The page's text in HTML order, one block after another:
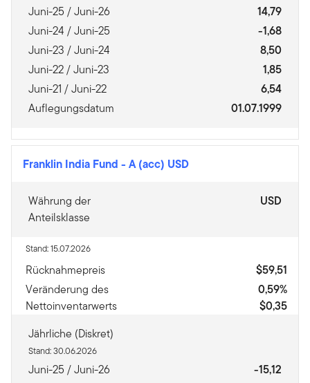
Juni-25 / Juni-26
14,79
Juni-24 / Juni-25
-1,68
Juni-23 / Juni-24
8,50
Juni-22 / Juni-23
1,85
Juni-21 / Juni-22
6,54
Auflegungsdatum
01.07.1999
Franklin India Fund - A (acc) USD
Währung der
Anteilsklasse
USD
Stand: 15.07.2026
Rücknahmepreis
$59,51
Veränderung des
Nettoinventarwerts
0,59%
$0,35
Jährliche (Diskret)
Stand: 30.06.2026
Juni-25 / Juni-26
-15,12